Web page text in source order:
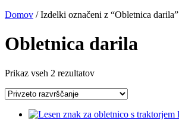
Domov / Izdelki označeni z “Obletnica darila”
Obletnica darila
Prikaz vseh 2 rezultatov